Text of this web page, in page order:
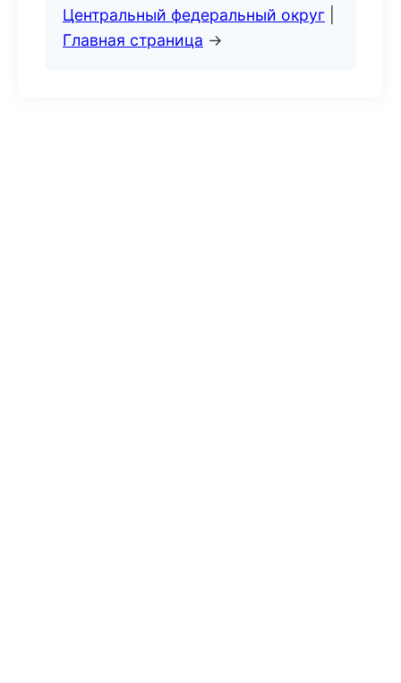
Центральный федеральный округ
Главная страница →